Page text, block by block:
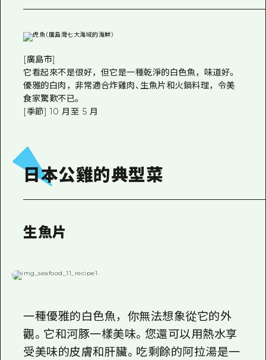
[廣島市]
它看起來不是很好，但它是一種乾淨的白色魚，味道好。
優雅的白肉，非常適合炸雞肉、生魚片和火鍋料理，令美
食家驚歎不已。
[季節] 10 月至 5 月
日本公雞的典型菜
生魚片
一種優雅的白色魚，你無法想象從它的外
觀。它和河豚一樣美味。您還可以用熱水享
受美味的皮膚和肝臟。吃剩餘的阿拉湯是一